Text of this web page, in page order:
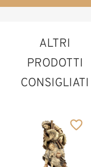
ALTRI
PRODOTTI
CONSIGLIATI